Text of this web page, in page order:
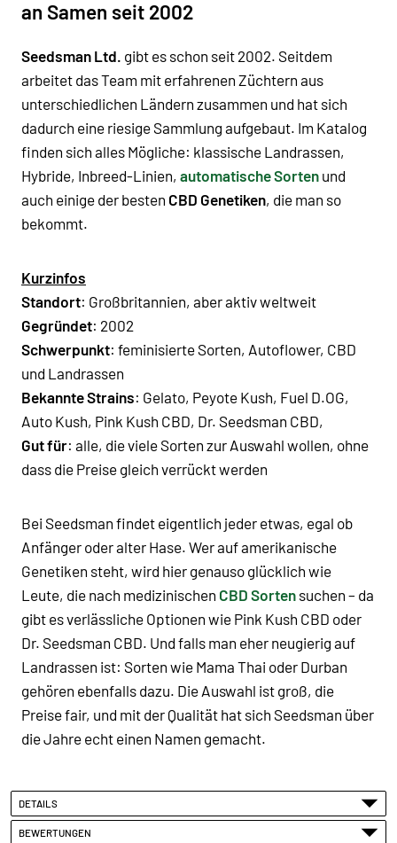
an Samen seit 2002
Seedsman Ltd. gibt es schon seit 2002. Seitdem
arbeitet das Team mit erfahrenen Züchtern aus
unterschiedlichen Ländern zusammen und hat sich
dadurch eine riesige Sammlung aufgebaut. Im Katalog
finden sich alles Mögliche: klassische Landrassen,
Hybride, Inbreed-Linien, automatische Sorten und
auch einige der besten CBD Genetiken, die man so
bekommt.
Kurzinfos
Standort: Großbritannien, aber aktiv weltweit
Gegründet: 2002
Schwerpunkt: feminisierte Sorten, Autoflower, CBD
und Landrassen
Bekannte Strains: Gelato, Peyote Kush, Fuel D.OG,
Auto Kush, Pink Kush CBD, Dr. Seedsman CBD,
Gut für: alle, die viele Sorten zur Auswahl wollen, ohne
dass die Preise gleich verrückt werden
Bei Seedsman findet eigentlich jeder etwas, egal ob
Anfänger oder alter Hase. Wer auf amerikanische
Genetiken steht, wird hier genauso glücklich wie
Leute, die nach medizinischen CBD Sorten suchen – da
gibt es verlässliche Optionen wie Pink Kush CBD oder
Dr. Seedsman CBD. Und falls man eher neugierig auf
Landrassen ist: Sorten wie Mama Thai oder Durban
gehören ebenfalls dazu. Die Auswahl ist groß, die
Preise fair, und mit der Qualität hat sich Seedsman über
die Jahre echt einen Namen gemacht.
DETAILS
BEWERTUNGEN